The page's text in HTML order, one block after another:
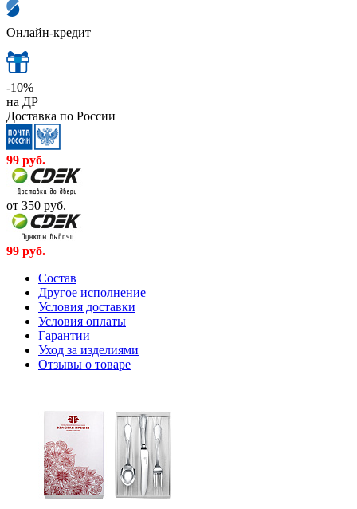
Онлайн-кредит
-10%
на ДР
Доставка по России
99 руб.
от 350 руб.
99 руб.
Cостав
Другое исполнение
Условия доставки
Условия оплаты
Гарантии
Уход за изделиями
Отзывы о товаре